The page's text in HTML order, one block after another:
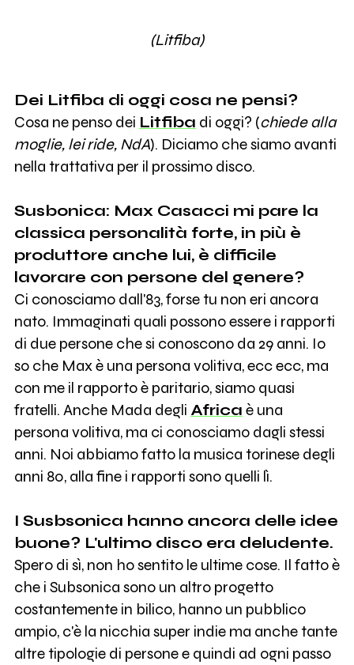
(Litfiba)
Dei Litfiba di oggi cosa ne pensi?
Cosa ne penso dei Litfiba di oggi? (chiede alla
moglie, lei ride, NdA). Diciamo che siamo avanti
nella trattativa per il prossimo disco.
Susbonica: Max Casacci mi pare la
classica personalità forte, in più è
produttore anche lui, è difficile
lavorare con persone del genere?
Ci conosciamo dall'83, forse tu non eri ancora
nato. Immaginati quali possono essere i rapporti
di due persone che si conoscono da 29 anni. Io
so che Max è una persona volitiva, ecc ecc, ma
con me il rapporto è paritario, siamo quasi
fratelli. Anche Mada degli Africa è una
persona volitiva, ma ci conosciamo dagli stessi
anni. Noi abbiamo fatto la musica torinese degli
anni 80, alla fine i rapporti sono quelli lì.
I Susbsonica hanno ancora delle idee
buone? L'ultimo disco era deludente.
Spero di sì, non ho sentito le ultime cose. Il fatto è
che i Subsonica sono un altro progetto
costantemente in bilico, hanno un pubblico
ampio, c'è la nicchia super indie ma anche tante
altre tipologie di persone e quindi ad ogni passo